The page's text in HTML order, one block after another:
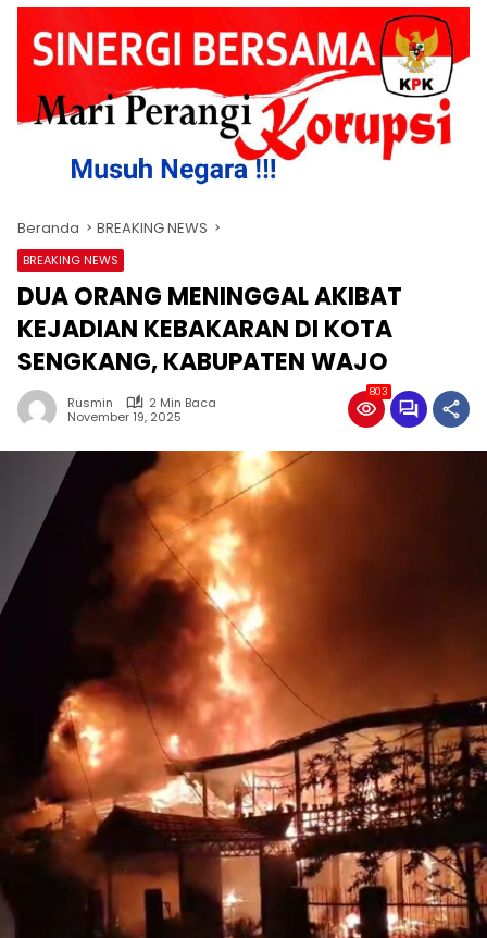
Beranda BREAKING NEWS
BREAKING NEWS
DUA ORANG MENINGGAL AKIBAT
KEJADIAN KEBAKARAN DI KOTA
SENGKANG, KABUPATEN WAJO
Rusmin
2 Min Baca
November 19, 2025
803